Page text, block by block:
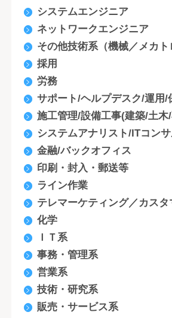
システムエンジニア
ネットワークエンジニア
その他技術系（機械／メカト
採用
労務
サポート/ヘルプデスク/運用/
施工管理/設備工事(建築/土木
システムアナリスト/ITコン
金融/バックオフィス
印刷・封入・郵送等
ライン作業
テレマーケティング／カスタ
化学
ＩＴ系
事務・管理系
営業系
技術・研究系
販売・サービス系